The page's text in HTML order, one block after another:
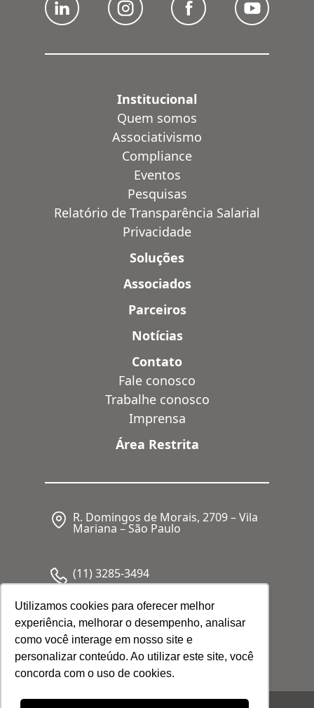
Utilizamos cookies para oferecer melhor
experiência, melhorar o desempenho, analisar
como você interage em nosso site e
personalizar conteúdo. Ao utilizar este site, você
concorda com o uso de cookies.
Institucional
Quem somos
Associativismo
Compliance
Eventos
Pesquisas
Relatório de Transparência Salarial
Privacidade
Soluções
Associados
Parceiros
Notícias
Contato
Fale conosco
Trabalhe conosco
Imprensa
Área Restrita
R. Domingos de Morais, 2709 – Vila
Mariana – São Paulo
(11) 3285-3494
CNPJ: 05.341.062/0001-80